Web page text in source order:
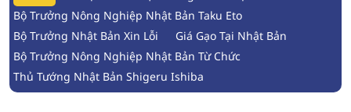
Bộ Trưởng Nông Nghiệp Nhật Bản Taku Eto
Bộ Trưởng Nhật Bản Xin Lỗi
Giá Gạo Tại Nhật Bản
Bộ Trưởng Nông Nghiệp Nhật Bản Từ Chức
Thủ Tướng Nhật Bản Shigeru Ishiba